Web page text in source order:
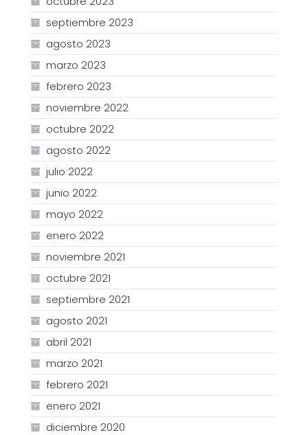
septiembre 2023
agosto 2023
marzo 2023
febrero 2023
noviembre 2022
octubre 2022
agosto 2022
julio 2022
junio 2022
mayo 2022
enero 2022
noviembre 2021
octubre 2021
septiembre 2021
agosto 2021
abril 2021
marzo 2021
febrero 2021
enero 2021
diciembre 2020